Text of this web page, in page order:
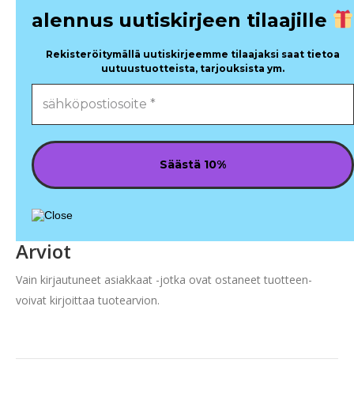
alennus uutiskirjeen tilaajille
Rekisteröitymällä uutiskirjeemme tilaajaksi saat tietoa
uutuustuotteista, tarjouksista ym.
Arviot
Vain kirjautuneet asiakkaat -jotka ovat ostaneet tuotteen-
voivat kirjoittaa tuotearvion.